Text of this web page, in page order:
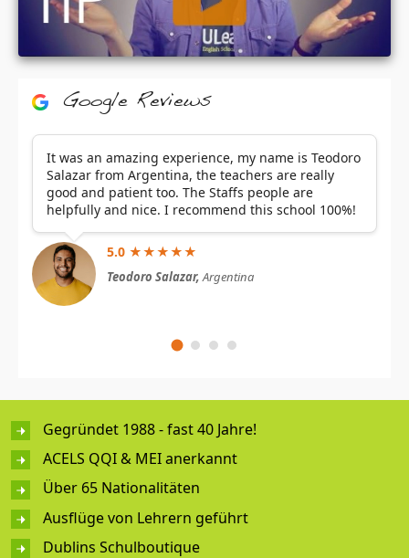
Google Reviews
It was an amazing experience, my name is Teodoro
Salazar from Argentina, the teachers are really
good and patient too. The Staffs people are
helpfully and nice. I recommend this school 100%!
5.0 ★★★★★
Teodoro Salazar,Argentina
Gegründet 1988 - fast 40 Jahre!
ACELS QQI & MEI anerkannt
Über 65 Nationalitäten
Ausflüge von Lehrern geführt
Dublins Schulboutique